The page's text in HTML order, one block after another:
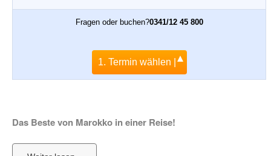
Fragen oder buchen?0341/12 45 800
1. Termin wählen |
Das Beste von Marokko in einer Reise!